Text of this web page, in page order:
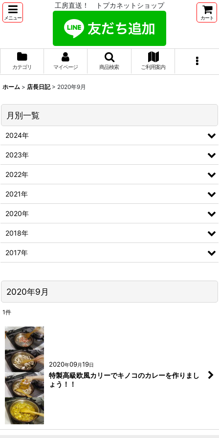
メニュー
工房直送！ トプカネットショップ
カート
カテゴリ マイページ 商品検索 ご利用案内
ホーム > 店長日記 > 2020年9月
2020年9月
1件
2020年09月19日
特製高級欧風カリーでキノコのカレーを作りまし
ょう！！
月別一覧
2024年
2023年
2022年
2021年
2020年
2018年
2017年